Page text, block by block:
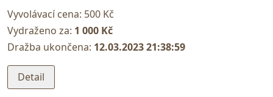
Vyvolávací cena: 500 Kč
Vydraženo za: 1 000 Kč
Dražba ukončena: 12.03.2023 21:38:59
Detail